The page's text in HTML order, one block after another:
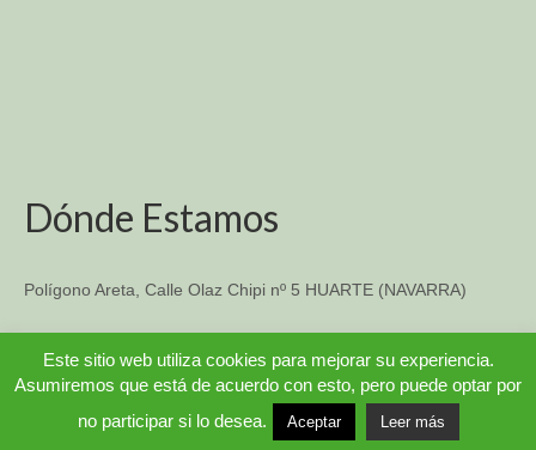
Dónde Estamos
Polígono Areta, Calle Olaz Chipi nº 5 HUARTE (NAVARRA)
TFO: 948 33-14-57
© 2026 COMERCIAL TUBOFERRO [Una web MILLENIUMWEB]
Este sitio web utiliza cookies para mejorar su experiencia.
Asumiremos que está de acuerdo con esto, pero puede optar por
no participar si lo desea.
Aceptar Leer más